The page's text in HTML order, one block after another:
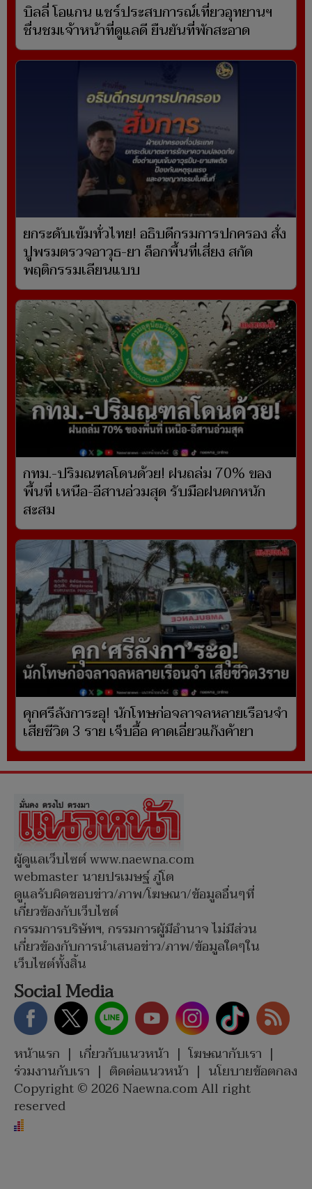
บิลลี่ โอแกน แชร์ประสบการณ์เที่ยวอุทยานฯ
ชื่นชมเจ้าหน้าที่ดูแลดี ยืนยันที่พักสะอาด
ยกระดับเข้มทั่วไทย! อธิบดีกรมการปกครอง สั่ง
ปูพรมตรวจอาวุธ-ยา ล็อกพื้นที่เสี่ยง สกัด
พฤติกรรมเลียนแบบ
กทม.-ปริมณฑลโดนด้วย! ฝนถล่ม 70% ของ
พื้นที่ เหนือ-อีสานอ่วมสุด รับมือฝนตกหนัก
สะสม
คุกศรีลังการะอุ! นักโทษก่อจลาจลหลายเรือนจำ
เสียชีวิต 3 ราย เจ็บอื้อ คาดเอี่ยวแก๊งค้ายา
ผู้ดูแลเว็บไซต์ www.naewna.com
webmaster นายปรเมษฐ์ ภู่โต
ดูแลรับผิดชอบข่าว/ภาพ/โฆษณา/ข้อมูลอื่นๆที่
เกี่ยวข้องกับเว็บไซต์
กรรมการบริษัทฯ, กรรมการผู้มีอำนาจ ไม่มีส่วน
เกี่ยวข้องกับการนำเสนอข่าว/ภาพ/ข้อมูลใดๆใน
เว็บไซต์ทั้งสิ้น
Social Media
หน้าแรก | เกี่ยวกับแนวหน้า | โฆษณากับเรา |
ร่วมงานกับเรา | ติดต่อแนวหน้า | นโยบายข้อตกลง
Copyright © 2026 Naewna.com All right
reserved